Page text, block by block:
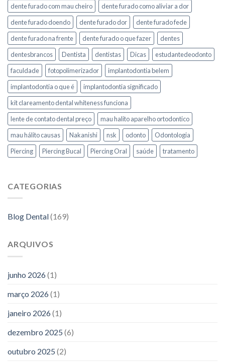
dente furado com mau cheiro
dente furado como aliviar a dor
dente furado doendo
dente furado dor
dente furado fede
dente furado na frente
dente furado o que fazer
dentes
dentesbrancos
Dentista dentistas Dicas
estudantedeodonto
faculdade
fotopolimerizador
implantodontia belem
implantodontia o que é
implantodontia significado
kit clareamento dental whiteness funciona
lente de contato dental preço
mau halito aparelho ortodontico
mau hálito causas
Nakanishi nsk odonto
Odontologia
Piercing
Piercing Bucal Piercing Oral saúde tratamento
CATEGORIAS
Blog Dental(169)
ARQUIVOS
junho 2026(1)
março 2026(1)
janeiro 2026(1)
dezembro 2025 (6)
outubro 2025 (2)